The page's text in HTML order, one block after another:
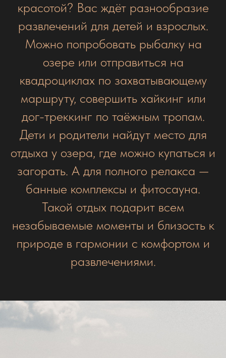
красотой? Вас ждёт разнообразие
развлечений для детей и взрослых.
Можно попробовать рыбалку на
озере или отправиться на
квадроциклах по захватывающему
маршруту, совершить хайкинг или
дог-треккинг по таёжным тропам.
Дети и родители найдут место для
отдыха у озера, где можно купаться и
загорать. А для полного релакса —
банные комплексы и фитосауна.
Такой отдых подарит всем
незабываемые моменты и близость к
природе в гармонии с комфортом и
развлечениями.